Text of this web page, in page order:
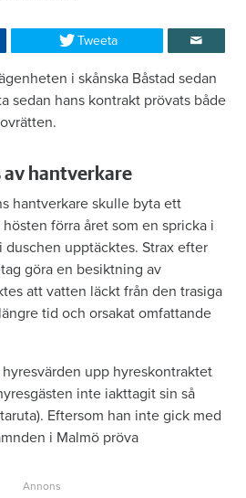
Tweeta
i skånska Båstad sedan
sedan hans kontrakt prövats både
av hantverkare
hantverkare skulle byta ett
förra året som en spricka i
duschen upptäcktes. Strax efter
göra en besiktning av
att vatten läckt från den trasiga
tid och orsakat omfattande
upp hyreskontraktet
inte iakttagit sin så
Eftersom han inte gick med
i Malmö pröva